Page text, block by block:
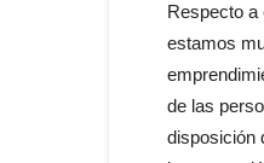
Respecto a
estamos
de las
disposición